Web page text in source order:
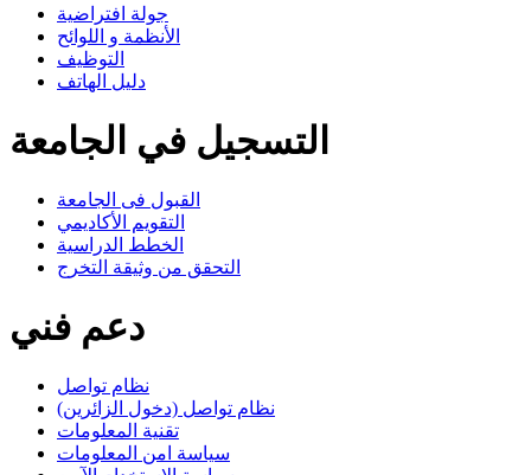
جولة افتراضية
الأنظمة و اللوائح
التوظيف
دليل الهاتف
التسجيل في الجامعة
القبول فى الجامعة
التقويم الأكاديمي
الخطط الدراسية
التحقق من وثيقة التخرج
دعم فني
نظام تواصل
نظام تواصل (دخول الزائرين)
تقنية المعلومات
سياسة امن المعلومات